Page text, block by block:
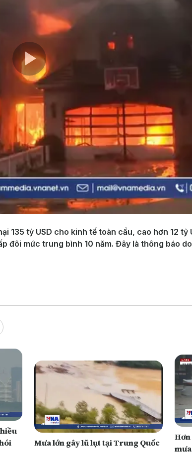
Play
Video
135 tỷ USD cho kinh tế toàn cầu, cao hơn 12 tỷ
đôi mức trung bình 10 năm. Đây là thông báo
Mưa lớn gây lũ lụt tại Trung Quốc
Hơn